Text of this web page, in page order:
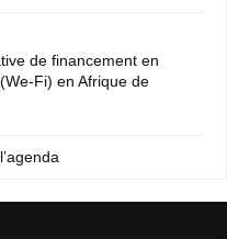
de financement en
Fi) en Afrique de